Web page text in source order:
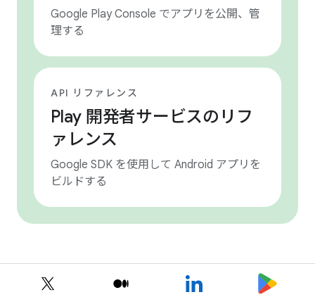
Google Play Console でアプリを公開、管
理する
API リファレンス
Play 開発者サービスのリフ
ァレンス
Google SDK を使用して Android アプリを
ビルドする